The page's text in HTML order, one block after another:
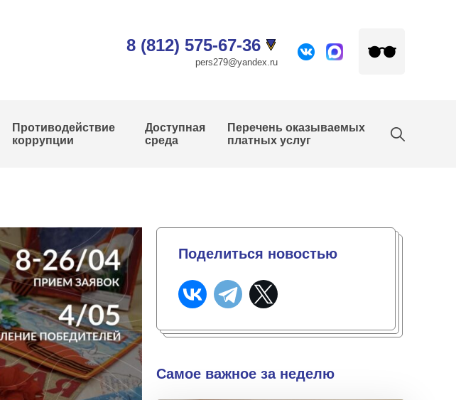
8 (812) 575-67-36
pers279@yandex.ru
Противодействие
коррупции
Доступная
среда
Перечень оказываемых
платных услуг
Поделиться новостью
Самое важное за неделю